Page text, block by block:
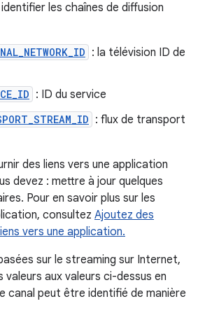
les chaînes de diffusion
: la télévision ID de
: ID du service
: flux de transport
des liens vers une application
devez : mettre à jour quelques
Pour en savoir plus sur les
consultez Ajoutez des
vers une application.
sur le streaming sur Internet,
aux valeurs ci-dessus en
canal peut être identifié de manière